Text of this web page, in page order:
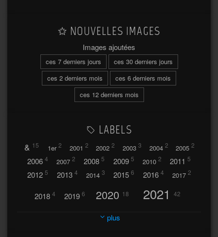
NOUVELLES IMAGES
Images ajoutées
ces 7 derniers jours
ces 30 derniers jours
ces 2 derniers mois
ces 6 derniers mois
ces 12 derniers mois
LABELS
& 15 1er 2 2001 2 2002 2 2003 3 2004 2 2005 2
2006 4 2007 2 2008 5 2009 5 2010 2 2011 5
2012 5 2013 4 2014 3 2015 6 2016 4 2017 2
2018 4 2019 6 2020 18 2021 42
2023 32
plus